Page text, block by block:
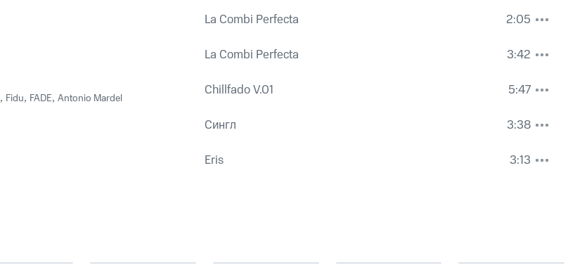
La Combi Perfecta
2:05
La Combi Perfecta
3:42
, Fidu, FADE, Antonio Mardel Chillfado V.01
5:47
Сингл
3:38
Eris 3:13